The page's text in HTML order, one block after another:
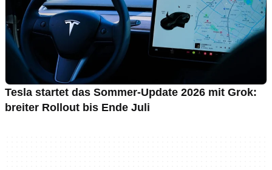
Tesla startet das Sommer-Update 2026 mit Grok:
breiter Rollout bis Ende Juli